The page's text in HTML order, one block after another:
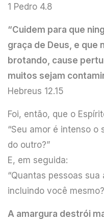
1 Pedro 4.8
“Cuidem para que
graça de Deus, e que
brotando, cause
muitos sejam
Hebreus 12.15
Foi, então, que o
“Seu amor é intenso
do outro?”
E, em seguida:
“Quantas pessoas
incluindo você
A amargura destrói